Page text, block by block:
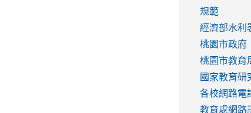
https://
https://
to
https://
規範
經濟部水利
桃園市政府
桃園市教育
國家教育研
各校網路電
教育處網路